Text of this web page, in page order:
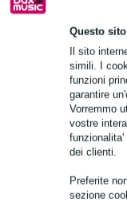
Questo
Il sito
simili. I
funzioni
garantire
Vorremmo
vostre
dei clienti.
Preferite
sezione
Electro-Voice EVID
set di due altoparlanti
custodia resistente
Specifiche complete
Vedi anche (1)